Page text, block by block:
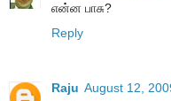
என்ன பாசு?
Reply
Raju August 12,